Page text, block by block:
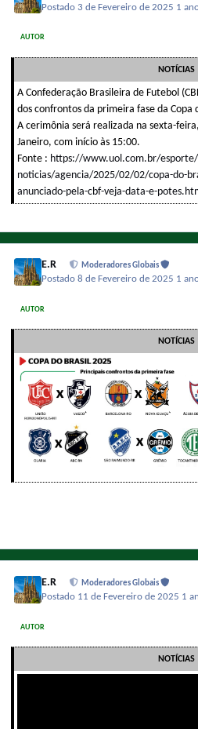
Postado 3 de Fevereiro de 2025 1
AUTOR
NOTÍCIAS
A Confederação Brasileira de Futebol
dos confrontos da primeira fase da Copa
A cerimônia será realizada na sexta-
Janeiro, com início às 15:00.
Fonte : https://www.uol.com.br/
noticias/agencia/2025/02/02/copa-do-
anunciado-pela-cbf-veja-data-e-
E.R Moderadores Globais
Postado8 de Fevereiro de 2025 1
AUTOR
NOTÍCIAS
E.R Moderadores Globais
Postado 11 de Fevereiro de 2025 1
AUTOR
NOTÍCIAS